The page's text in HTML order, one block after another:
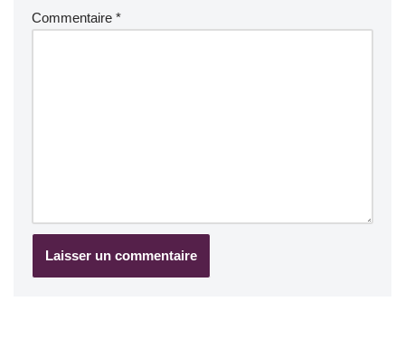
Commentaire *